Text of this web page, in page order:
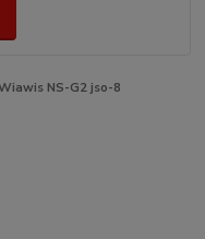
NS-G2 jso-8